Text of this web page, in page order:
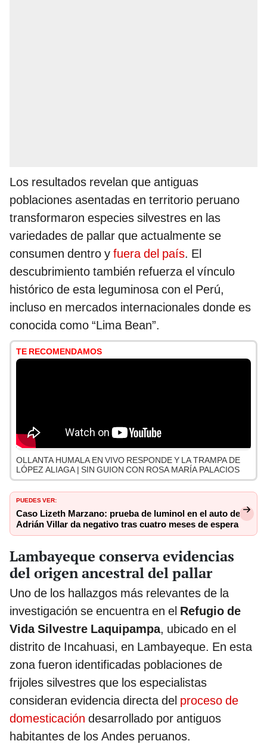
Los resultados revelan que antiguas
poblaciones asentadas en territorio peruano
transformaron especies silvestres en las
variedades de pallar que actualmente se
consumen dentro y fuera del país. El
descubrimiento también refuerza el vínculo
histórico de esta leguminosa con el Perú,
incluso en mercados internacionales donde es
conocida como “Lima Bean”.
TE RECOMENDAMOS
OLLANTA HUMALA EN VIVO RESPONDE Y LA TRAMPA DE
LÓPEZ ALIAGA | SIN GUION CON ROSA MARÍA PALACIOS
PUEDES VER:
Caso Lizeth Marzano: prueba de luminol en el auto de
Adrián Villar da negativo tras cuatro meses de espera
Lambayeque conserva evidencias
del origen ancestral del pallar
Uno de los hallazgos más relevantes de la
investigación se encuentra en el Refugio de
Vida Silvestre Laquipampa, ubicado en el
distrito de Incahuasi, en Lambayeque. En esta
zona fueron identificadas poblaciones de
frijoles silvestres que los especialistas
consideran evidencia directa del proceso de
domesticación desarrollado por antiguos
habitantes de los Andes peruanos.